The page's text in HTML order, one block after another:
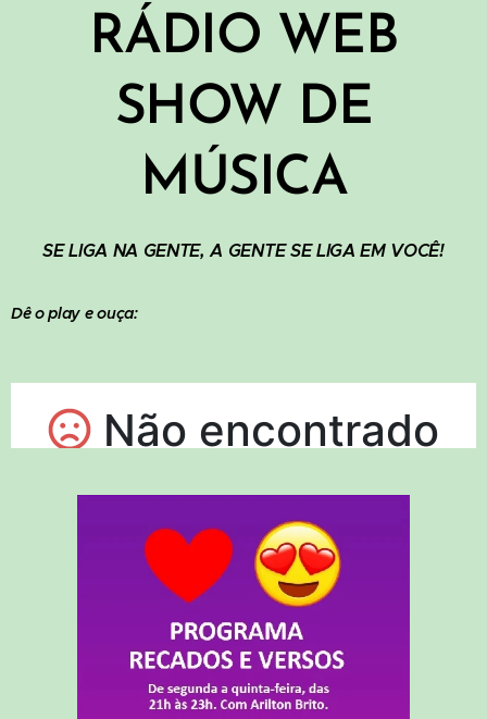
RÁDIO WEB
SHOW DE
MÚSICA
SE LIGA NA GENTE, A GENTE SE LIGA EM VOCÊ!
Dê o play e ouça: